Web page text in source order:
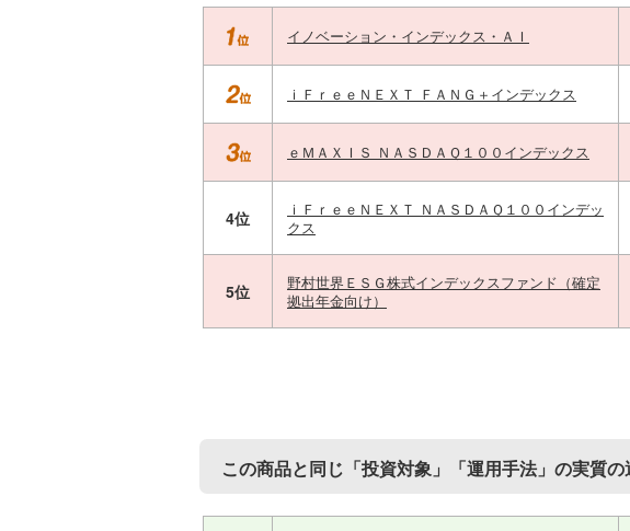
イノベーション・インデックス・ＡＩ
ｉＦｒｅｅＮＥＸＴ ＦＡＮＧ＋インデックス
ｅＭＡＸＩＳ ＮＡＳＤＡＱ１００インデックス
4位
ｉＦｒｅｅＮＥＸＴ ＮＡＳＤＡＱ１００インデッ
クス
5位
野村世界ＥＳＧ株式インデックスファンド（確定
拠出年金向け）
この商品と同じ「投資対象」「運用手法」の実質